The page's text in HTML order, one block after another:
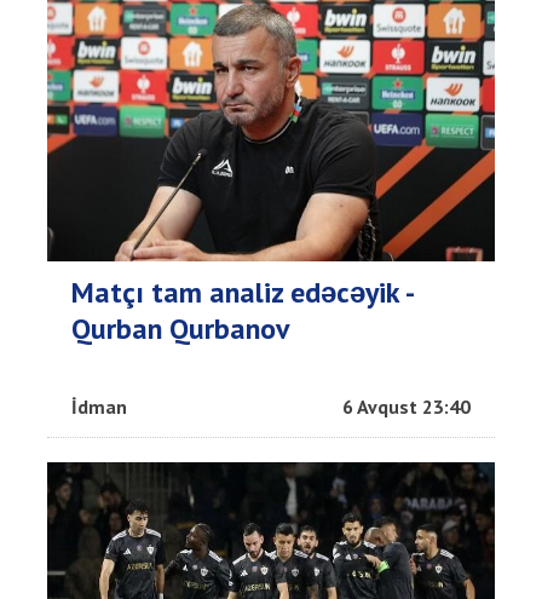
Matçı tam analiz edəcəyik -
Qurban Qurbanov
İdman 6 Avqust 23:40